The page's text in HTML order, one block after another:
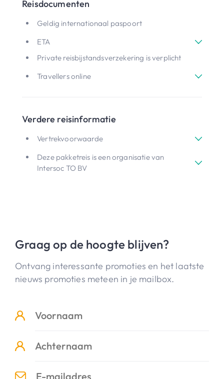
Reisdocumenten
Geldig internationaal paspoort
ETA
Private reisbijstandsverzekering is verplicht
Travellers online
Verdere reisinformatie
Vertrekvoorwaarde
Deze pakketreis is een organisatie van
Intersoc TO BV
Graag op de hoogte blijven?
Ontvang interessante promoties en het laatste
nieuws promoties meteen in je mailbox.